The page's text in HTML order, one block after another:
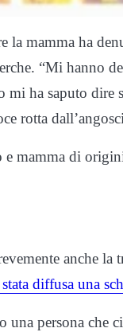
la mamma ha
“Mi hanno
ha saputo dire
rotta
mamma di
anche
stata diffusa una
una persona che